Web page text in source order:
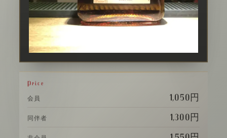
Price
会員 1,050円
同伴者 1,300円